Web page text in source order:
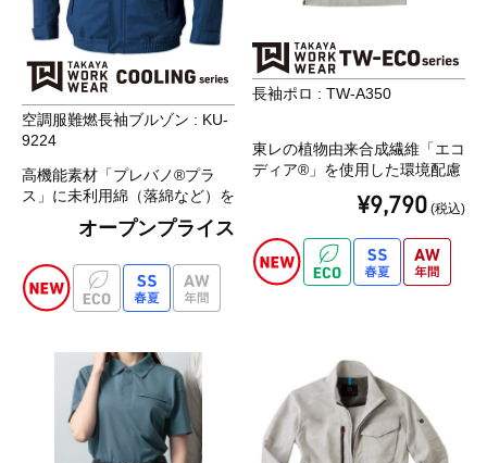
空調服難燃長袖ブルゾン : KU-
9224
高機能素材「プレバノ®プラ
ス」に未利用綿（落綿など）を
再利用した環境に優しい素材を
オープンプライス
長袖ポロ : TW-A350
東レの植物由来合成繊維「エコ
ディア®」を使用した環境配慮
「軽い」「伸びる」「動きやす
レ「Lightfix®」を使用。
¥9,790 (税込)